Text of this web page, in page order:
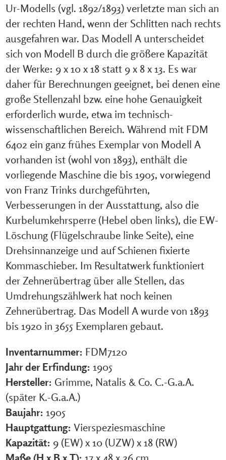
Ur-Modells (vgl. 1892/1893) verletzte man sich an
der rechten Hand, wenn der Schlitten nach rechts
ausgefahren war. Das Modell A unterscheidet
sich von Modell B durch die größere Kapazität
der Werke: 9 x 10 x 18 statt 9 x 8 x 13. Es war
daher für Berechnungen geeignet, bei denen eine
große Stellenzahl bzw. eine hohe Genauigkeit
erforderlich wurde, etwa im technisch-
wissenschaftlichen Bereich. Während mit FDM
6402 ein ganz frühes Exemplar von Modell A
vorhanden ist (wohl von 1893), enthält die
vorliegende Maschine die bis 1905, vorwiegend
von Franz Trinks durchgeführten,
Verbesserungen in der Ausstattung, also die
Kurbelumkehrsperre (Hebel oben links), die EW-
Löschung (Flügelschraube linke Seite), eine
Drehsinnanzeige und auf Schienen fixierte
Kommaschieber. Im Resultatwerk funktioniert
der Zehnerübertrag über alle Stellen, das
Umdrehungszählwerk hat noch keinen
Zehnerübertrag. Das Modell A wurde von 1893
bis 1920 in 3655 Exemplaren gebaut.
Inventarnummer: FDM7120
Jahr der Erfindung: 1905
Hersteller: Grimme, Natalis & Co. C.-G.a.A.
(später K.-G.a.A.)
Baujahr: 1905
Hauptgattung: Vierspeziesmaschine
Kapazität: 9 (EW) x 10 (UZW) x 18 (RW)
Maße (H x B x T): 17 x 48 x 26 cm